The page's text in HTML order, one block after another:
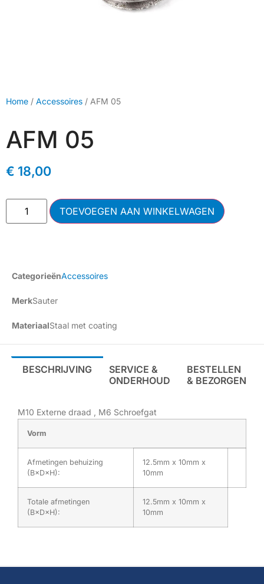
Home / Accessoires / AFM 05
AFM 05
€ 18,00
TOEVOEGEN AAN WINKELWAGEN
CategorieënAccessoires
MerkSauter
MateriaalStaal met coating
BESCHRIJVING
SERVICE &
ONDERHOUD
BESTELLEN
& BEZORGEN
M10 Externe draad , M6 Schroefgat
Vorm
Afmetingen behuizing
(B×D×H):
12.5mm x 10mm x
10mm
Totale afmetingen
(B×D×H):
12.5mm x 10mm x
10mm